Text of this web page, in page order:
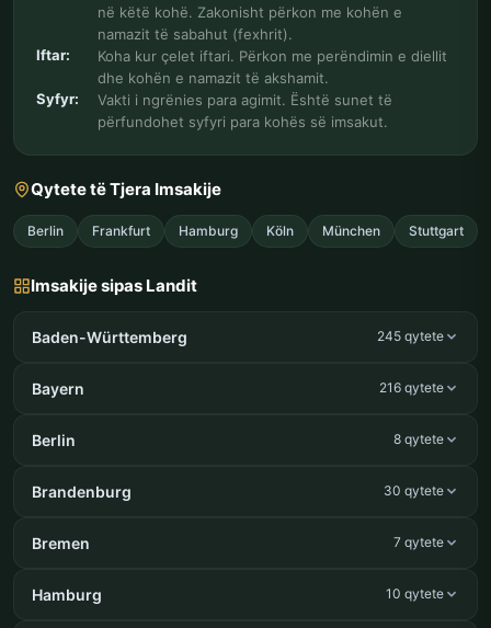
në këtë kohë. Zakonisht përkon me kohën e
namazit të sabahut (fexhrit).
Iftar:
Koha kur çelet iftari. Përkon me perëndimin e diellit
dhe kohën e namazit të akshamit.
Syfyr:
Vakti i ngrënies para agimit. Është sunet të
përfundohet syfyri para kohës së imsakut.
Qytete të Tjera Imsakije
Berlin Frankfurt Hamburg Köln München Stuttgart
Imsakije sipas Landit
Baden-Württemberg 245 qytete
Bayern 216 qytete
Berlin 8 qytete
Brandenburg 30 qytete
Bremen 7 qytete
Hamburg 10 qytete